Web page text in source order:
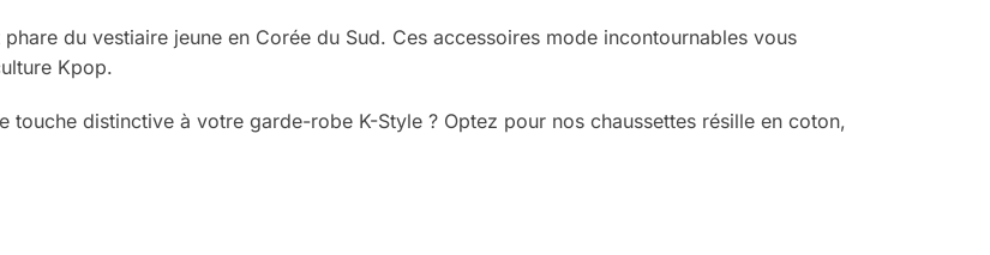
du vestiaire jeune en Corée du Sud. Ces accessoires mode incontournables vous
Kpop.
touche distinctive à votre garde-robe K-Style ? Optez pour nos chaussettes résille en coton,